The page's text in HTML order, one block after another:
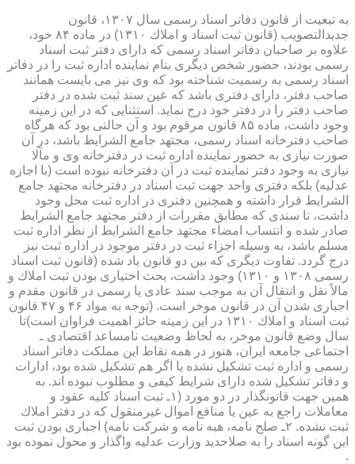
به تبعیت از قانون دفاتر اسناد رسمی سال ۱۳۰۷، قانون
جدیدالتصویب (قانون ثبت اسناد و املاك ۱۳۱۰) در ماده ۸۴ خود،
علاوه بر صاحبان دفاتر اسناد رسمی كه دارای دفتر ثبت اسناد
رسمی بودند، حضور شخص دیگری بنام نماینده اداره ثبت را در دفاتر
اسناد رسمی به رسمیت شناخته بود كه وی نیز می بایست همانند
صاحب دفتر، دارای دفتری باشد كه عین سند ثبت شده در دفتر
صاحب دفتر را در دفتر خود درج نماید. استثنایی كه در این زمینه
وجود داشت، ماده ۸۵ قانون مرقوم بود و آن حالتی بود كه هرگاه
صاحب دفترخانه اسناد رسمی، مجتهد جامع الشرایط باشد، در آن
صورت نیازی به حضور نماینده اداره ثبت در دفترخانه وی و مآلا
نیازی به وجود دفتر نماینده ثبت در آن دفترخانه نبوده است (با اجازه
عدلیه) بلكه دفتری واحد جهت ثبت اسناد در دفترخانه مجتهد جامع
الشرایط قرار داشته و همچنین دفتری در اداره ثبت محل وجود
داشت، تا سندی كه مطابق مقررات از دفتر مجتهد جامع الشرایط
صادر شده و انتساب امضاء مجتهد جامع الشرایط از نظر اداره ثبت
مسلم باشد، به وسیله اجزاء ثبت در دفتر موجود در اداره ثبت نیز
درج گردد. تفاوت دیگری كه بین دو قانون یاد شده (قانون ثبت اسناد
رسمی ۱۳۰۸ و ۱۳۱۰) وجود داشت، بحث اختیاری بودن ثبت املاك و
مالاً نقل و انتقال آن به موجب سند عادی یا رسمی در قانون مقدم و
اجباری شدن آن در قانون موخر است. (توجه به مواد ۴۶ و ۴۷ قانون
ثبت اسناد و املاك ۱۳۱۰ در این زمینه حائز اهمیت فراوان است)تا
سال وضع قانون موخر، به لحاظ وضعیت نامساعد اقتصادی ـ
اجتماعی جامعه ایران، هنوز در همه نقاط این مملكت دفاتر اسناد
رسمی و اداره ثبت تشكیل نشده یا اگر هم تشكیل شده بود، ادارات
و دفاتر تشكیل شده دارای شرایط كیفی و مطلوب نبوده اند. به
همین جهت قانونگذار در دو مورد (۱ـ ثبت اسناد كلیه عقود و
معاملات راجع به عین یا منافع اموال غیرمنقول كه در دفتر املاك
ثبت نشده. ۲ـ صلح نامه، هبه نامه و شركت نامه) اجباری بودن ثبت
این گونه اسناد را به صلاحدید وزارت عدلیه واگذار و محول نموده بود
.